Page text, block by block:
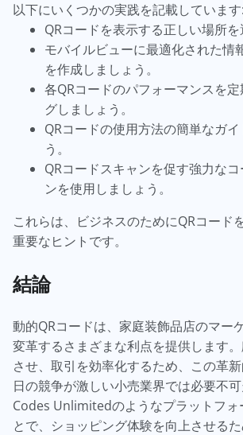
以下にいくつかの実践を記載しています:
QRコードを表示する正しい場所を
モバイルビューに最適化された情
を作成しましょう。
各QRコードのパフォーマンスを
グしましょう。
QRコードの使用方法の簡単なガ
う。
QRコードスキャンを促す強力な
ンを使用しましょう。
これらは、ビジネスのためにQRコード
重要なヒントです。
結論
動的QRコードは、家庭装飾品店のマー
変革するさまざまな利点を提供します
させ、取引を効率化するため、この革
日の競争が激しい小売業界では必要不
Codes Unlimitedのようなプラットフォ
とで、ショッピング体験を向上させる